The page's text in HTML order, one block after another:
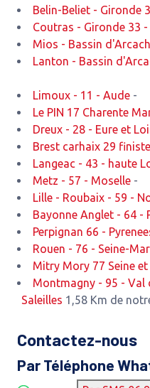
Belin-Beliet - Gironde
Coutras - Gironde 33
Mios - Bassin
Lanton - Bassin
Limoux - 11 - Aude -
Le PIN 17 Charente
Dreux - 28 - Eure et
Brest carhaix 29
Langeac - 43 - haute
Metz - 57 - Moselle -
Lille - Roubaix - 59 -
Bayonne Anglet - 64 -
Perpignan 66 -
Rouen - 76 - Seine-
Mitry Mory 77 Seine
Montmagny - 95 - Val
1,58 Km de notre
Contactez-nous
Par Téléphone